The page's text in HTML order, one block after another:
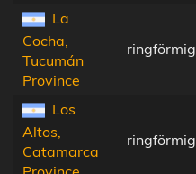
La
Cocha,
Tucumán
Province
ringförmig
Los
Altos,
Catamarca
ringförmig